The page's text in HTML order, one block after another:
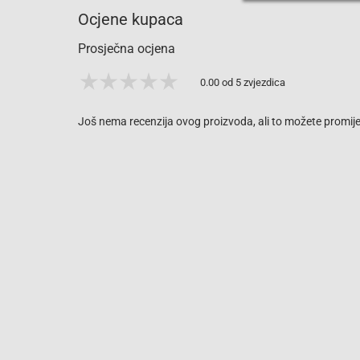
Ocjene kupaca
Prosječna ocjena
0.00 od 5 zvjezdica
Još nema recenzija ovog proizvoda, ali to možete